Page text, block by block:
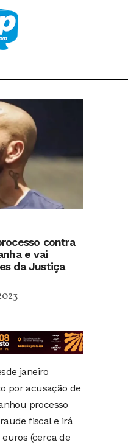
contra
e vai
da Justiça
janeiro
por acusação de
processo
fiscal e irá
(cerca de